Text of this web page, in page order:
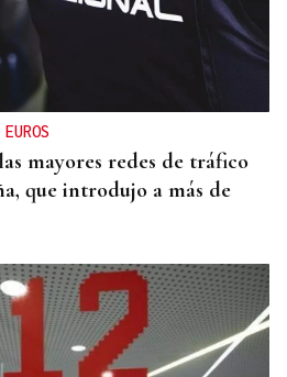
en Aquis Querquennis
mayores redes de tráfico
que introdujo a más de